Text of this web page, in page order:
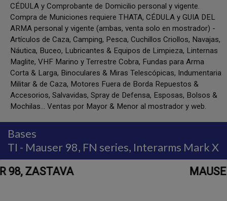
CÉDULA y Comprobante de Domicilio personal y vigente.
Compra de Municiones requiere THATA, CÉDULA y GUIA DEL
ARMA personal y vigente (ambas, venta solo en mostrador) -
Artículos de Caza, Camping, Pesca, Cuchillos Criollos, Navajas,
Náutica, Buceo, Lubricantes & Equipos de Limpieza, Linternas
Maglite, VHF Marino y Terrestre Cobra, Fundas para Arma
Corta & Larga, Binoculares & Miras Telescópicas, Indumentaria
Militar & de Caza, Motores Fuera de Borda Repuestos &
Accesorios, Salvavidas, Spray de Defensa, Esposas, Bolsos &
Mochilas... Ventas por Mayor & Menor al mostrador y web.
Bases
TI - Mauser 98, FN series, Interarms Mark X
MAUSER 98, ZASTAVA